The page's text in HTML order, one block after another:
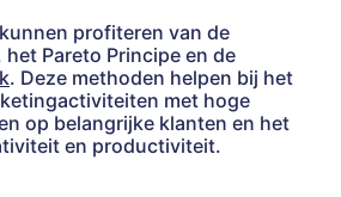
kunnen profiteren van de
Pareto Principe en de
. Deze methoden helpen bij het
met hoge
op belangrijke klanten en het
en productiviteit.